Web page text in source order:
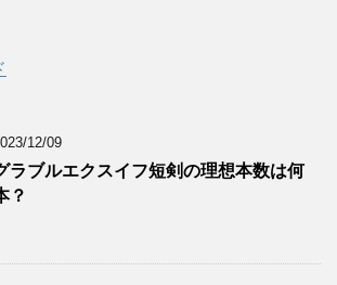
12/09
ラブルエクスイフ短剣の理想本数は何
？